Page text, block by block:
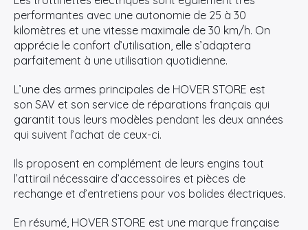
performantes avec une autonomie de 25 à 30
kilomètres et une vitesse maximale de 30 km/h. On
apprécie le confort d’utilisation, elle s’adaptera
parfaitement à une utilisation quotidienne.
L’une des armes principales de HOVER STORE est
son SAV et son service de réparations français qui
garantit tous leurs modèles pendant les deux années
qui suivent l’achat de ceux-ci.
Ils proposent en complément de leurs engins tout
l’attirail nécessaire d’accessoires et pièces de
rechange et d’entretiens pour vos bolides électriques.
En résumé, HOVER STORE est une marque française